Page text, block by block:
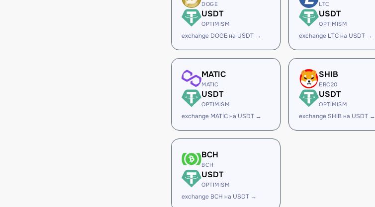
DOGE
USDT
OPTIMISM
exchange DOGE на USDT →
LTC
USDT
OPTIMISM
exchange LTC на USDT →
MATIC
MATIC
USDT
OPTIMISM
exchange MATIC на USDT →
SHIB
ERC20
USDT
OPTIMISM
exchange SHIB на USDT →
BCH
BCH
USDT
OPTIMISM
exchange BCH на USDT →